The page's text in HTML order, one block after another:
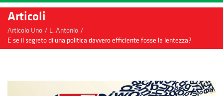
Articoli
Articolo Uno / L_Antonio /
E se il segreto di una politica davvero efficiente fosse la lentezza?